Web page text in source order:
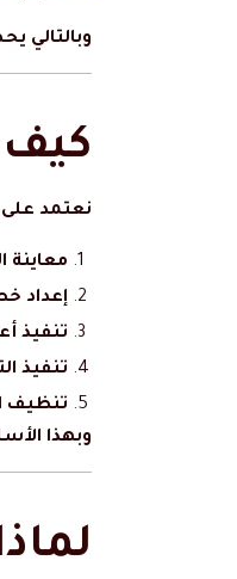
وبالتالي
كيف
نعتمد
معاينة
إعداد
تنفيذ
تنفيذ
تنظيف
وبهذا